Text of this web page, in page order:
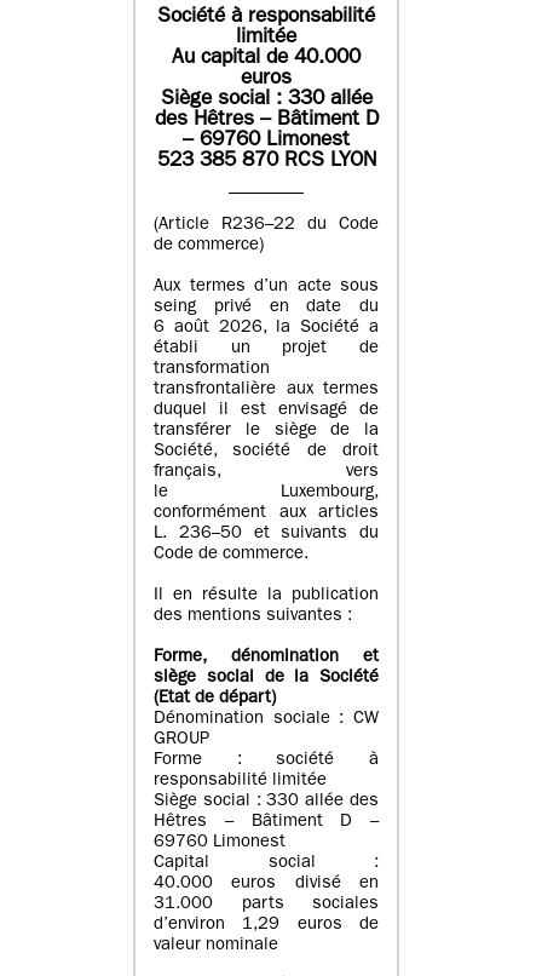
Société à responsabilité
limitée
Au capital de 40.000
euros
Siège social : 330 allée
des Hêtres – Bâtiment D
– 69760 Limonest
523 385 870 RCS LYON
(Article R236–22 du Code
de commerce)
Aux termes d’un acte sous
seing privé en date du
6 août 2026, la Société a
établi un projet de
transformation
transfrontalière aux termes
duquel il est envisagé de
transférer le siège de la
Société, société de droit
français, vers
le Luxembourg,
conformément aux articles
L. 236–50 et suivants du
Code de commerce.
Il en résulte la publication
des mentions suivantes :
Forme, dénomination et
siège social de la Société
(Etatde départ)
Dénomination sociale : CW
GROUP
Forme : société à
responsabilité limitée
Siège social : 330 allée des
Hêtres – Bâtiment D –
69760 Limonest
Capital social :
40.000 euros divisé en
31.000 parts sociales
d’environ 1,29 euros de
valeur nominale